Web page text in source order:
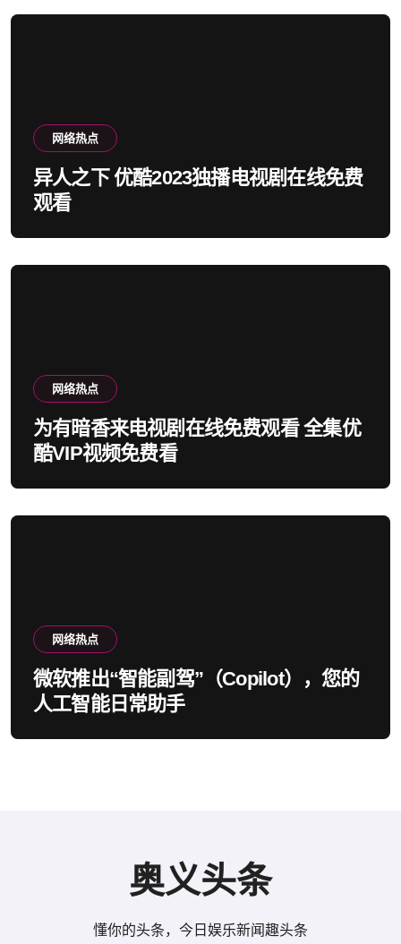
网络热点
异人之下 优酷2023独播电视剧在线免费
观看
网络热点
为有暗香来电视剧在线免费观看 全集优
酷VIP视频免费看
网络热点
微软推出“智能副驾”（Copilot），您的
人工智能日常助手
奥义头条
懂你的头条，今日娱乐新闻趣头条